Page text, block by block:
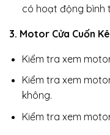
có hoạt động bình
3. Motor Cửa Cuốn
Kiểm tra xem
Kiểm tra xem
không.
Kiểm tra xem